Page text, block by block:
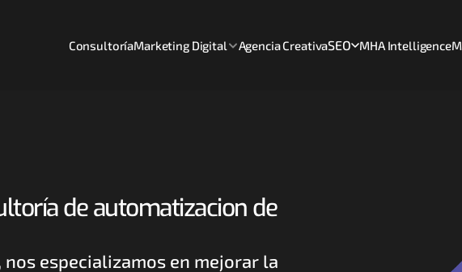
ConsultoríaMarketing Digital Agencia CreativaSEO MHA Intelligence
de automatizacion de
nos especializamos en mejorar la